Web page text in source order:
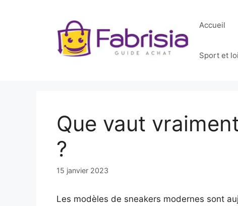
Accueil
Sport et
Que vaut
?
15 janvier 2023
Les modèles de sneakers modernes sont